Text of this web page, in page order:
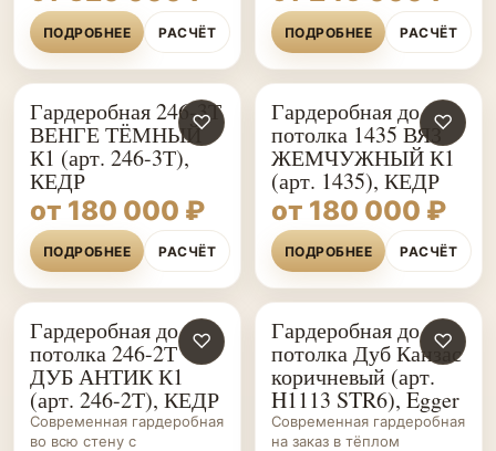
ПОДРОБНЕЕ РАСЧЁТ ПОДРОБНЕЕ РАСЧЁТ
♡
Гардеробная 246-3Т
ВЕНГЕ ТЁМНЫЙ
К1 (арт. 246-3Т),
КЕДР
от 180 000 ₽
ПОДРОБНЕЕ РАСЧЁТ
♡
Гардеробная до
потолка 1435 ВЯЗ
ЖЕМЧУЖНЫЙ К1
(арт. 1435), КЕДР
от 180 000 ₽
ПОДРОБНЕЕ РАСЧЁТ
ГАРДЕРОБНЫЕ НА ЗАКАЗ
♡
Гардеробная до
потолка 246-2Т
ДУБ АНТИК К1
(арт. 246-2Т), КЕДР
Современная гардеробная
во всю стену с
ГАРДЕРОБНЫЕ НА ЗАКАЗ
♡
Гардеробная до
потолка Дуб Канзас
коричневый (арт.
H1113 STR6), Egger
Современная гардеробная
на заказ в тёплом